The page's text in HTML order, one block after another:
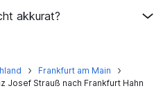
akkurat?
Frankfurt am Main
Josef Strauß nach Frankfurt Hahn